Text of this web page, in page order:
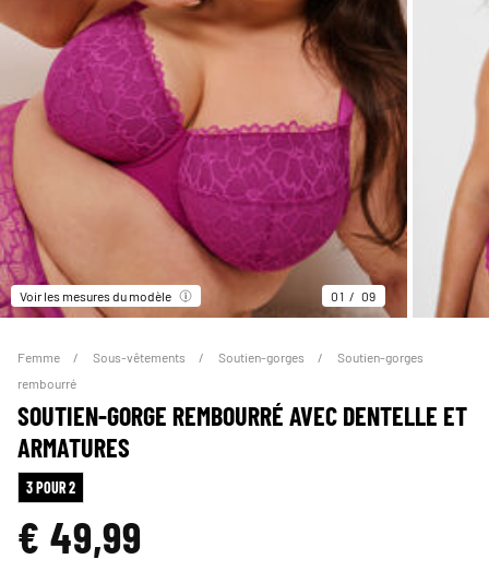
Voir les mesures du modèle 01 09
Femme Sous-vêtements Soutien-gorges
Soutien-gorges
rembourré
SOUTIEN-GORGE REMBOURRÉ AVEC DENTELLE ET
ARMATURES
3 POUR 2
€ 49,99